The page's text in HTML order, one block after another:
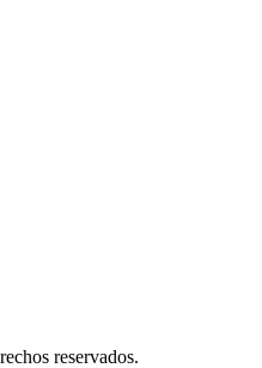
reservados.